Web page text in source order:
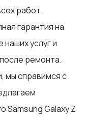
работ.
гарантия на
услуг и
ремонта.
мы справимся с
Samsung Galaxy Z